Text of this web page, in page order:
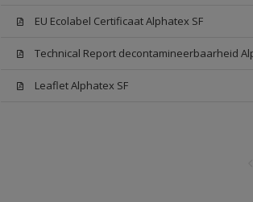
EU Ecolabel Certificaat Alphatex SF
Technical Report decontamineerbaarheid
Leaflet Alphatex SF